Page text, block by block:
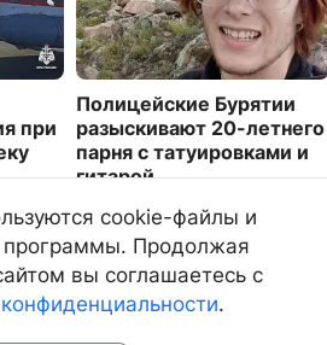
при
Полицейские Бурятии
разыскивают 20-летнего
парня с татуировками и
гитарой
4310
cookie-файлы и
программы. Продолжая
вы соглашаетесь с
.